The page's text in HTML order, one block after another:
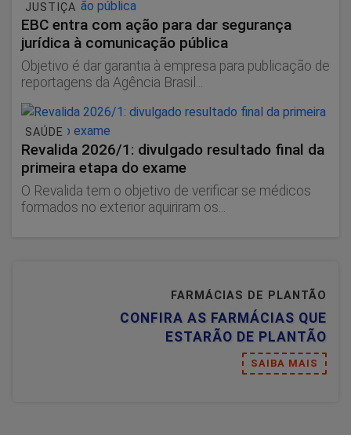
JUSTIÇA
EBC entra com ação para dar segurança
jurídica à comunicação pública
Objetivo é dar garantia à empresa para publicação de
reportagens da Agência Brasil...
SAÚDE
Revalida 2026/1: divulgado resultado final da
primeira etapa do exame
O Revalida tem o objetivo de verificar se médicos
formados no exterior aquiriram os...
FARMÁCIAS DE PLANTÃO
CONFIRA AS FARMÁCIAS QUE
ESTARÃO DE PLANTÃO
SAIBA MAIS